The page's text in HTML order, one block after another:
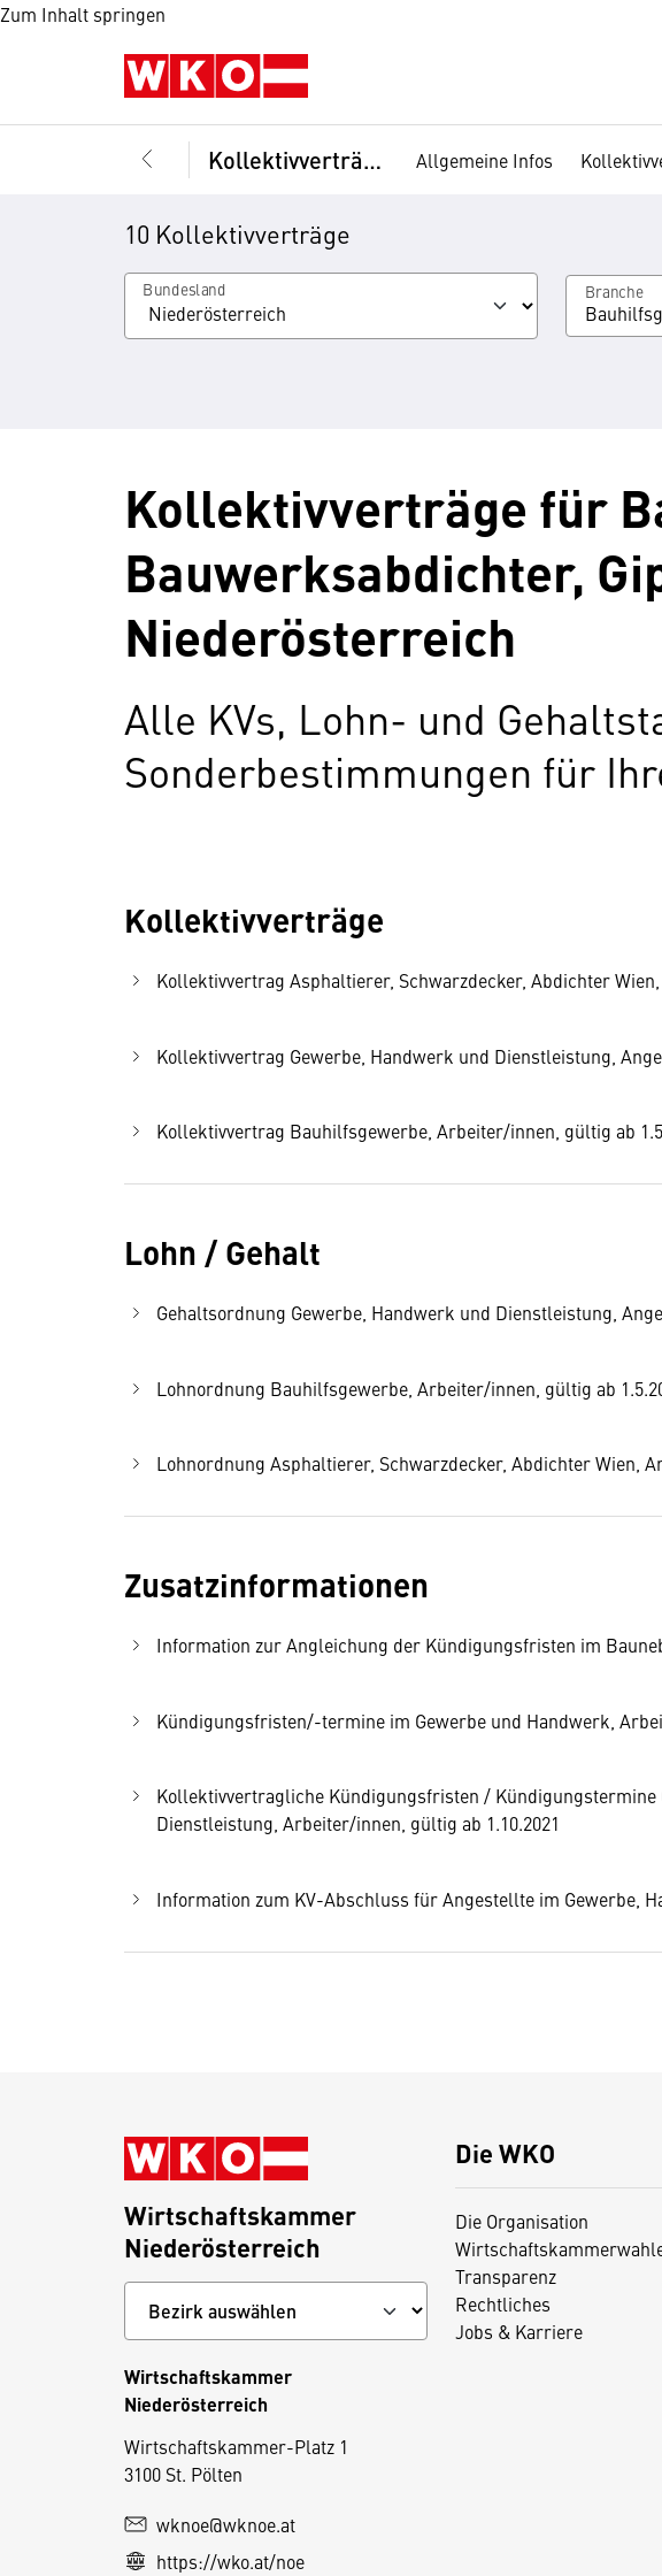
Zum Inhalt springen
Kollektivverträge Allgemeine Infos
10 Kollektivverträge
Bundesland Branche
Kollektivverträge für
Bauwerksabdichter,
Niederösterreich
Alle KVs, Lohn- und
Sonderbestimmungen für
Kollektivverträge
Kollektivvertrag Asphaltierer, Schwarzdecker, Abdichter
Kollektivvertrag Gewerbe, Handwerk und Dienstleistung,
Kollektivvertrag Bauhilfsgewerbe, Arbeiter/innen, gültig ab
Lohn / Gehalt
Gehaltsordnung Gewerbe, Handwerk und Dienstleistung,
Lohnordnung Bauhilfsgewerbe, Arbeiter/innen, gültig ab
Lohnordnung Asphaltierer, Schwarzdecker, Abdichter Wien,
Zusatzinformationen
Information zur Angleichung der Kündigungsfristen im
Kündigungsfristen/-termine im Gewerbe und Handwerk,
Kollektivvertragliche Kündigungsfristen / Kündigungstermine
Dienstleistung, Arbeiter/innen, gültig ab 1.10.2021
Information zum KV-Abschluss für Angestellte im Gewerbe,
Die WKO
Die Organisation
Transparenz
Rechtliches
Jobs & Karriere
Wirtschaftskammer
Niederösterreich
Wirtschaftskammer
Niederösterreich
Wirtschaftskammer-Platz 1
3100 St. Pölten
wknoe@wknoe.at
https://wko.at/noe